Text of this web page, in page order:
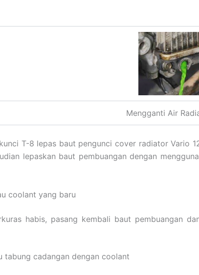
Mengganti Air
T-8 lepas baut pengunci cover radiator Vario
lepaskan baut pembuangan dengan
coolant yang baru
habis, pasang kembali baut pembuangan
tabung cadangan dengan coolant